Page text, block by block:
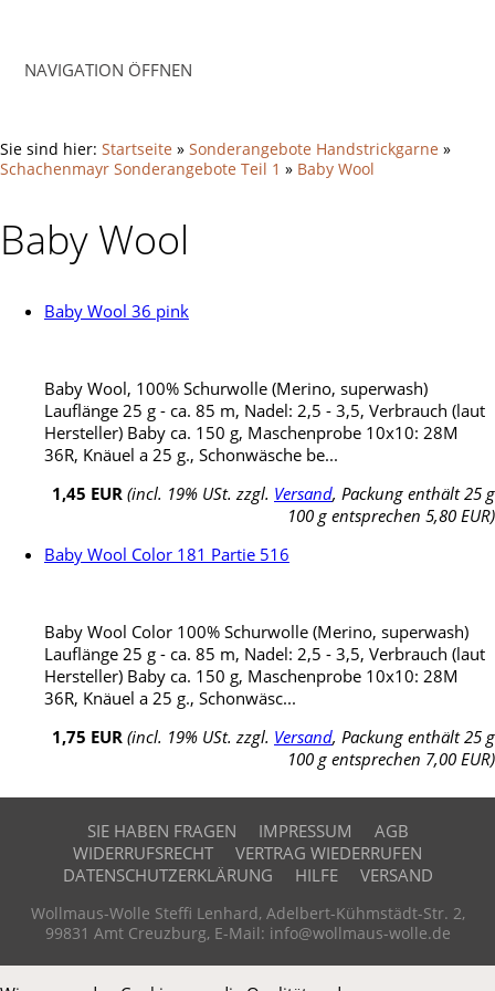
NAVIGATION ÖFFNEN
Sie sind hier: Startseite » Sonderangebote Handstrickgarne »
Schachenmayr Sonderangebote Teil 1 » Baby Wool
Baby Wool
Baby Wool 36 pink
Baby Wool, 100% Schurwolle (Merino, superwash)
Lauflänge 25 g - ca. 85 m, Nadel: 2,5 - 3,5, Verbrauch (laut
Hersteller) Baby ca. 150 g, Maschenprobe 10x10: 28M
36R, Knäuel a 25 g., Schonwäsche be...
1,45 EUR (incl. 19% USt. zzgl. Versand, Packung enthält 25 g
100 g entsprechen 5,80 EUR)
Baby Wool Color 181 Partie 516
Baby Wool Color 100% Schurwolle (Merino, superwash)
Lauflänge 25 g - ca. 85 m, Nadel: 2,5 - 3,5, Verbrauch (laut
Hersteller) Baby ca. 150 g, Maschenprobe 10x10: 28M
36R, Knäuel a 25 g., Schonwäsc...
1,75 EUR (incl. 19% USt. zzgl. Versand, Packung enthält 25 g
100 g entsprechen 7,00 EUR)
SIE HABEN FRAGEN IMPRESSUM
AGB
WIDERRUFSRECHT
VERTRAG WIEDERRUFEN
DATENSCHUTZERKLÄRUNG
HILFE VERSAND
Wollmaus-Wolle Steffi Lenhard, Adelbert-Kühmstädt-Str. 2,
99831 Amt Creuzburg, E-Mail: info@wollmaus-wolle.de